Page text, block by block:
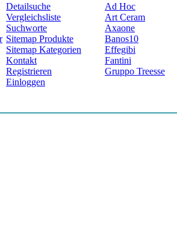
Detailsuche
Vergleichsliste
Suchworte
Sitemap Produkte
Sitemap Kategorien
Kontakt
Registrieren
Einloggen
Ad Hoc
Art Ceram
Axaone
Banos10
Effegibi
Fantini
Gruppo Treesse